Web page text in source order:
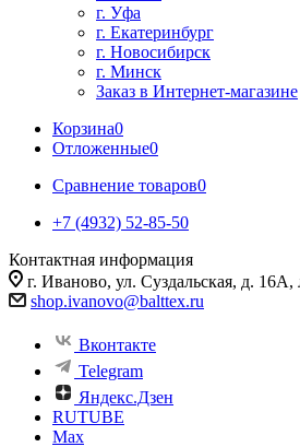
г. Уфа
г. Екатеринбург
г. Новосибирск
г. Минск
Заказ в Интернет-магазине
Корзина0
Отложенные0
Сравнение товаров0
+7 (4932) 52-85-50
Контактная информация
г. Иваново, ул. Суздальская, д. 16А,
shop.ivanovo@balttex.ru
Вконтакте
Telegram
Яндекс.Дзен
RUTUBE
Max